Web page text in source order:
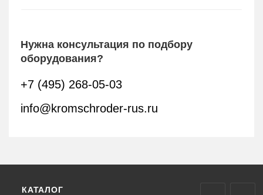
Нужна консультация по подбору
оборудования?
+7 (495) 268-05-03
info@kromschroder-rus.ru
КАТАЛОГ